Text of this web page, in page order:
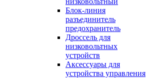
Блок-линия
разъединитель
предохранитель
Дроссель для
низковольтных
устройств
Аксессуары для
устройства управления